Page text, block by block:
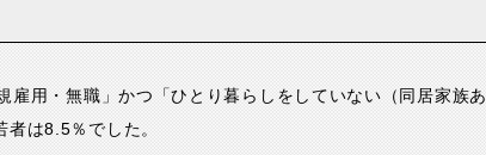
用・無職」かつ「ひとり暮らしをしていない（同居家族あ
は8.5％でした。